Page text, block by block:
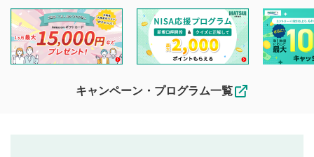
を目的として、各動画コンテンツに、評価およびコメントの
投稿ができます。利用者は以下の注意事項をご理解のうえ、
閲覧および投稿を行うものとしてください。
他の利用者が動画を視聴される際の参考になるコメントをお
待ちしております。
なお、投稿をもって、本注意事項に同意されたものとみなし
キャンペーン・プログラム一覧